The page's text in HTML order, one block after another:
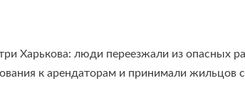
Харькова: люди переезжали из опасных
к арендаторам и принимали